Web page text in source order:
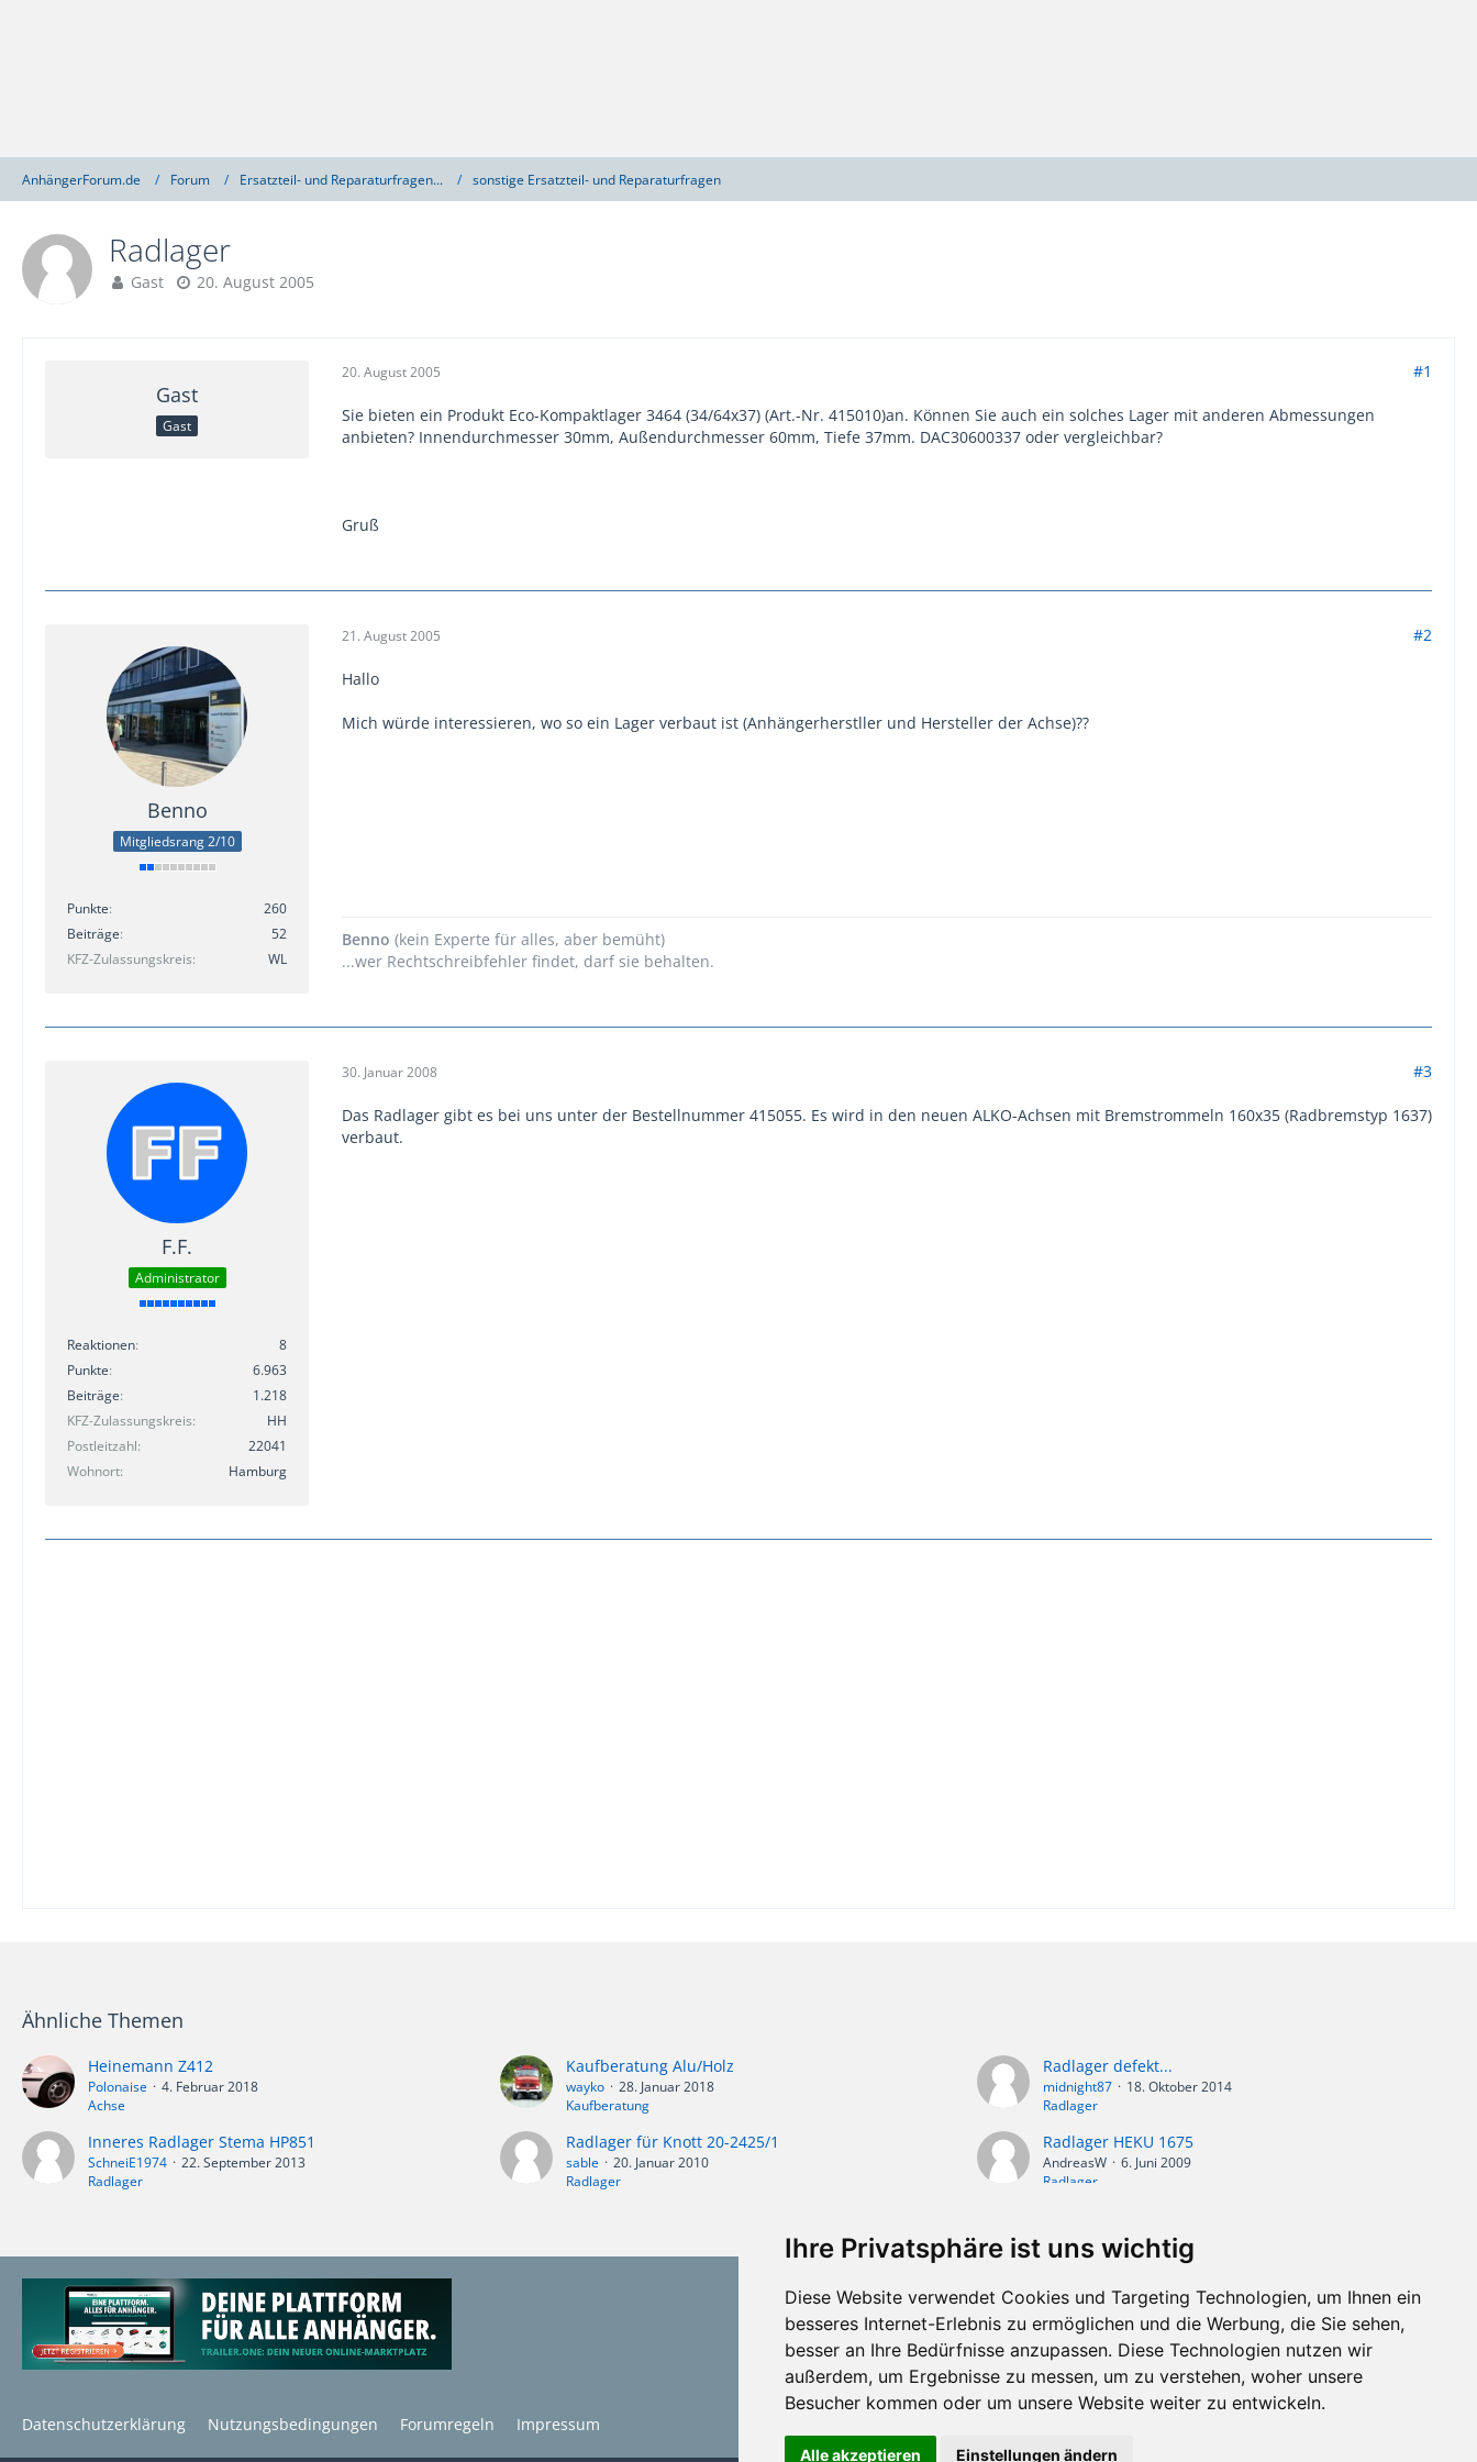
Ihre Privatsphäre ist uns wichtig
Diese Website verwendet Cookies und Targeting Technologien, um Ihnen ein
besseres Internet-Erlebnis zu ermöglichen und die Werbung, die Sie sehen,
besser an Ihre Bedürfnisse anzupassen. Diese Technologien nutzen wir
außerdem, um Ergebnisse zu messen, um zu verstehen, woher unsere
Besucher kommen oder um unsere Website weiter zu entwickeln.
Alle akzeptieren Einstellungen ändern
AnhängerForum.de Forum Ersatzteil- und Reparaturfragen... sonstige Ersatzteil- und Reparaturfragen
Radlager
Gast 20. August 2005
Gast
Gast
20. August 2005 #1
Sie bieten ein Produkt Eco-Kompaktlager 3464 (34/64x37) (Art.-Nr. 415010)an. Können Sie auch ein solches Lager mit anderen Abmessungen
anbieten? Innendurchmesser 30mm, Außendurchmesser 60mm, Tiefe 37mm. DAC30600337 oder vergleichbar?
Gruß
Benno
Mitgliedsrang 2/10
Punkte
260
Beiträge
52
KFZ-Zulassungskreis
WL
21. August 2005 #2
Hallo
Mich würde interessieren, wo so ein Lager verbaut ist (Anhängerherstller und Hersteller der Achse)??
Benno (kein Experte für alles, aber bemüht)
...wer Rechtschreibfehler findet, darf sie behalten.
F.F.
Administrator
Reaktionen
8
Punkte
6.963
Beiträge
1.218
KFZ-Zulassungskreis
HH
Postleitzahl
22041
Wohnort
Hamburg
30. Januar 2008 #3
Das Radlager gibt es bei uns unter der Bestellnummer 415055. Es wird in den neuen ALKO-Achsen mit Bremstrommeln 160x35 (Radbremstyp 1637)
verbaut.
Ähnliche Themen
Heinemann Z412
Polonaise
4. Februar 2018
Achse
Kaufberatung Alu/Holz
wayko
28. Januar 2018
Kaufberatung
Radlager defekt...
midnight87
18. Oktober 2014
Radlager
Inneres Radlager Stema HP851
SchneiE1974
22. September 2013
Radlager
Radlager für Knott 20-2425/1
sable
20. Januar 2010
Radlager
Radlager HEKU 1675
AndreasW
6. Juni 2009
Radlager
Datenschutzerklärung Nutzungsbedingungen Forumregeln Impressum